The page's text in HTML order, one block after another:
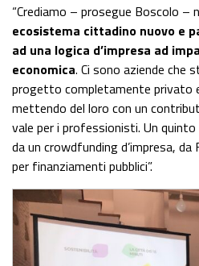
“Crediamo – prosegue Boscolo –
ecosistema cittadino nuovo e
ad una logica d’impresa ad
economica. Ci sono aziende che
progetto completamente privato
mettendo del loro con un
vale per i professionisti. Un
da un crowdfunding d’impresa, da
per finanziamenti pubblici”.